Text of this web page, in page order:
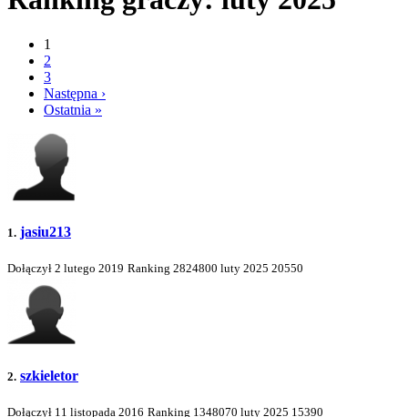
1
2
3
Następna ›
Ostatnia »
1. jasiu213
Dołączył 2 lutego 2019 Ranking 2824800 luty 2025 20550
2. szkieletor
Dołączył 11 listopada 2016 Ranking 1348070 luty 2025 15390